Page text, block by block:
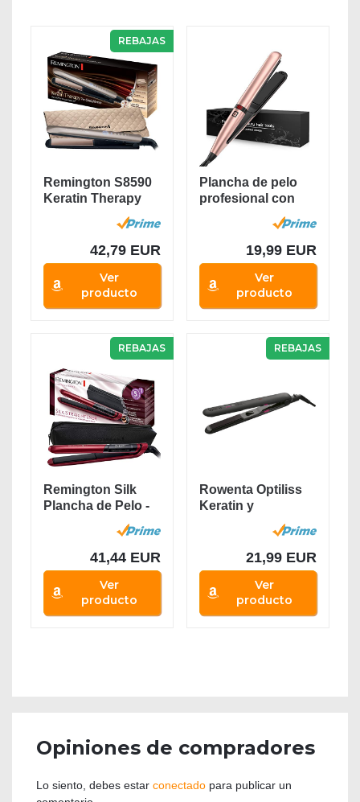
REBAJAS
Remington S8590
Keratin Therapy
Pro, Plancha de...
42,79 EUR
Ver
producto
Plancha de pelo
profesional con
pantalla LCD,...
19,99 EUR
Ver
producto
REBAJAS
Remington Silk
Plancha de Pelo -
41,44 EUR
Ver
producto
REBAJAS
Rowenta Optiliss
Keratin y
21,99 EUR
Ver
producto
Opiniones de compradores
Lo siento, debes estar conectado para publicar un